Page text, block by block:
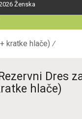
Ženska
kratke hlače)
Dres
hlače)